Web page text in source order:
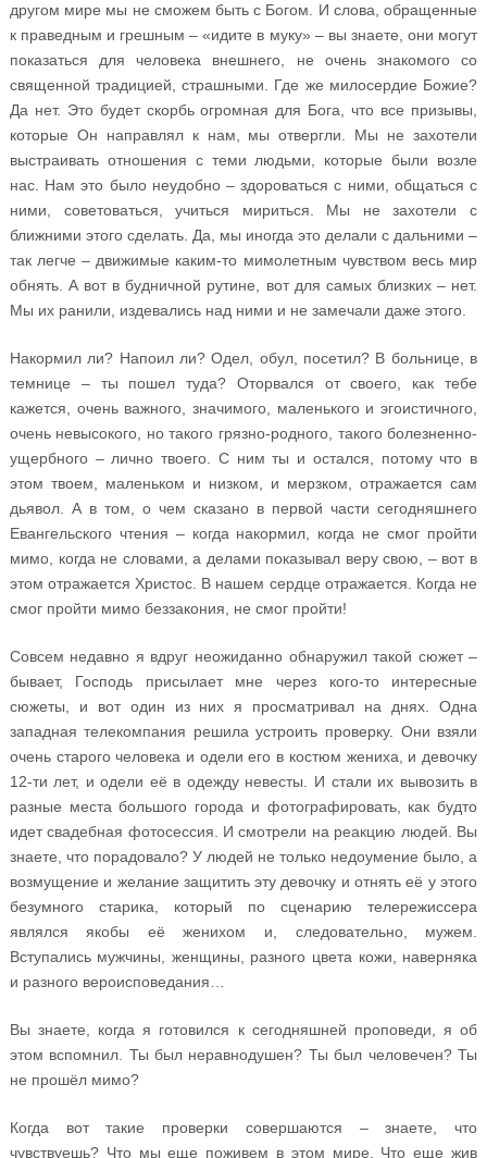
другом мире мы не сможем быть с Богом. И слова, обращенные
к праведным и грешным – «идите в муку» – вы знаете, они могут
показаться для человека внешнего, не очень знакомого со
священной традицией, страшными. Где же милосердие Божие?
Да нет. Это будет скорбь огромная для Бога, что все призывы,
которые Он направлял к нам, мы отвергли. Мы не захотели
выстраивать отношения с теми людьми, которые были возле
нас. Нам это было неудобно – здороваться с ними, общаться с
ними, советоваться, учиться мириться. Мы не захотели с
ближними этого сделать. Да, мы иногда это делали с дальними –
так легче – движимые каким-то мимолетным чувством весь мир
обнять. А вот в будничной рутине, вот для самых близких – нет.
Мы их ранили, издевались над ними и не замечали даже этого.
Накормил ли? Напоил ли? Одел, обул, посетил? В больнице, в
темнице – ты пошел туда? Оторвался от своего, как тебе
кажется, очень важного, значимого, маленького и эгоистичного,
очень невысокого, но такого грязно-родного, такого болезненно-
ущербного – лично твоего. С ним ты и остался, потому что в
этом твоем, маленьком и низком, и мерзком, отражается сам
дьявол. А в том, о чем сказано в первой части сегодняшнего
Евангельского чтения – когда накормил, когда не смог пройти
мимо, когда не словами, а делами показывал веру свою, – вот в
этом отражается Христос. В нашем сердце отражается. Когда не
смог пройти мимо беззакония, не смог пройти!
Совсем недавно я вдруг неожиданно обнаружил такой сюжет –
бывает, Господь присылает мне через кого-то интересные
сюжеты, и вот один из них я просматривал на днях. Одна
западная телекомпания решила устроить проверку. Они взяли
очень старого человека и одели его в костюм жениха, и девочку
12-ти лет, и одели её в одежду невесты. И стали их вывозить в
разные места большого города и фотографировать, как будто
идет свадебная фотосессия. И смотрели на реакцию людей. Вы
знаете, что порадовало? У людей не только недоумение было, а
возмущение и желание защитить эту девочку и отнять её у этого
безумного старика, который по сценарию телережиссера
являлся якобы её женихом и, следовательно, мужем.
Вступались мужчины, женщины, разного цвета кожи, наверняка
и разного вероисповедания…
Вы знаете, когда я готовился к сегодняшней проповеди, я об
этом вспомнил. Ты был неравнодушен? Ты был человечен? Ты
не прошёл мимо?
Когда вот такие проверки совершаются – знаете, что
чувствуешь? Что мы еще поживем в этом мире. Что еще жив